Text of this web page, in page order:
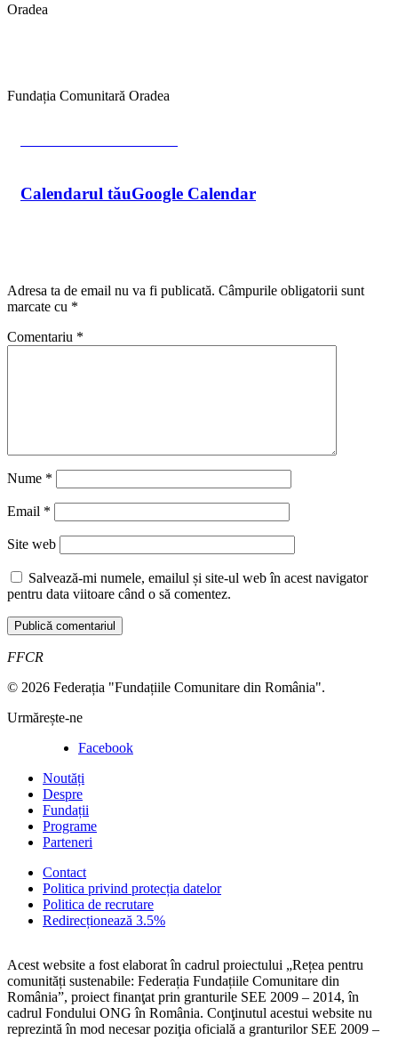
Oradea
Fundația Comunitară Oradea
Calendarul tăuGoogle Calendar
Adresa ta de email nu va fi publicată. Câmpurile obligatorii sunt
marcate cu *
Comentariu *
Nume *
Email *
Site web
Salvează-mi numele, emailul și site-ul web în acest navigator
pentru data viitoare când o să comentez.
FFCR
© 2026 Federația "Fundațiile Comunitare din România".
Urmărește-ne
Facebook
Noutăți
Despre
Fundații
Programe
Parteneri
Contact
Politica privind protecția datelor
Politica de recrutare
Redirecționează 3.5%
Acest website a fost elaborat în cadrul proiectului „Rețea pentru
comunități sustenabile: Federația Fundațiile Comunitare din
România”, proiect finanţat prin granturile SEE 2009 – 2014, în
cadrul Fondului ONG în România. Conţinutul acestui website nu
reprezintă în mod necesar poziţia oficială a granturilor SEE 2009 –